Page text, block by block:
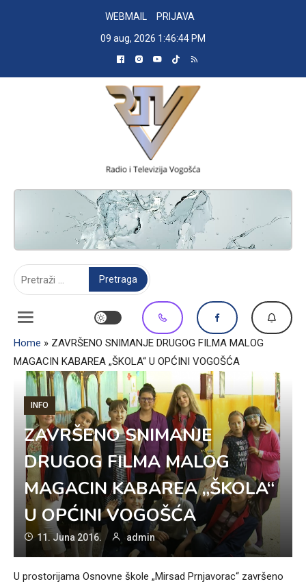
WEBMAIL
PRIJAVA
09 aug, 2026 1:46:45 PM
RADIO TELEVIZIJA VOGOŠĆA
Home » ZAVRŠENO SNIMANJE DRUGOG FILMA MALOG
MAGACIN KABAREA „ŠKOLA“ U OPĆINI VOGOŠĆA
INFO
ZAVRŠENO SNIMANJE
DRUGOG FILMA MALOG
MAGACIN KABAREA „ŠKOLA“
U OPĆINI VOGOŠĆA
11. Juna 2016. admin
U prostorijama Osnovne škole „Mirsad Prnjavorac“ završeno